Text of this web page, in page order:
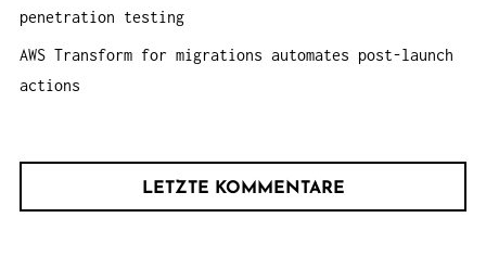
penetration testing
AWS Transform for migrations automates post-launch
actions
LETZTE KOMMENTARE